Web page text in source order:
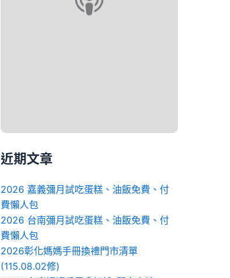
近期文章
2026 嘉義彌月試吃蛋糕、油飯免費、付
費懶人包
2026 台南彌月試吃蛋糕、油飯免費、付
費懶人包
2026彰化媽媽手冊換禮門市清單
(115.08.02修)